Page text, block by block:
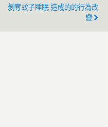
剝奪蚊子睡眠 造成的的行為改
變